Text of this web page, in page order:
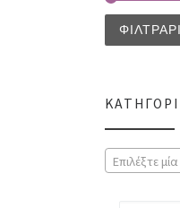
Επιλέξτε